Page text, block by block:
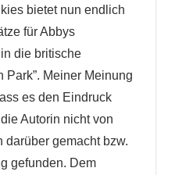
bietet nun endlich
für Abbys
die britische
Park”. Meiner Meinung
es den Eindruck
Autorin nicht von
darüber gemacht bzw.
gefunden. Dem